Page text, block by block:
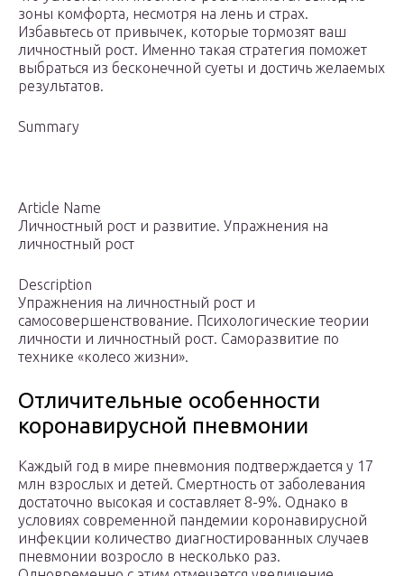
зоны комфорта, несмотря на лень и страх.
Избавьтесь от привычек, которые тормозят ваш
личностный рост. Именно такая стратегия поможет
выбраться из бесконечной суеты и достичь желаемых
результатов.
Summary
Article Name
Личностный рост и развитие. Упражнения на
личностный рост
Description
Упражнения на личностный рост и
самосовершенствование. Психологические теории
личности и личностный рост. Саморазвитие по
технике «колесо жизни».
Отличительные особенности
коронавирусной пневмонии
Каждый год в мире пневмония подтверждается у 17
млн взрослых и детей. Смертность от заболевания
достаточно высокая и составляет 8-9%. Однако в
условиях современной пандемии коронавирусной
инфекции количество диагностированных случаев
пневмонии возросло в несколько раз.